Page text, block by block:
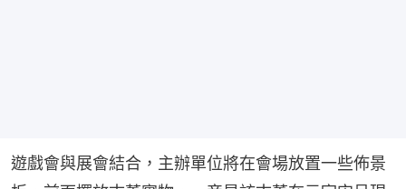
遊戲會與展會結合，主辦單位將在會場放置一些佈景